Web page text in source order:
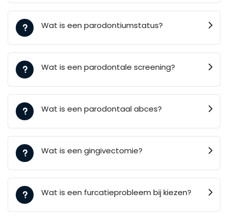
Wat is een parodontiumstatus?
Wat is een parodontale screening?
Wat is een parodontaal abces?
Wat is een gingivectomie?
Wat is een furcatieprobleem bij kiezen?